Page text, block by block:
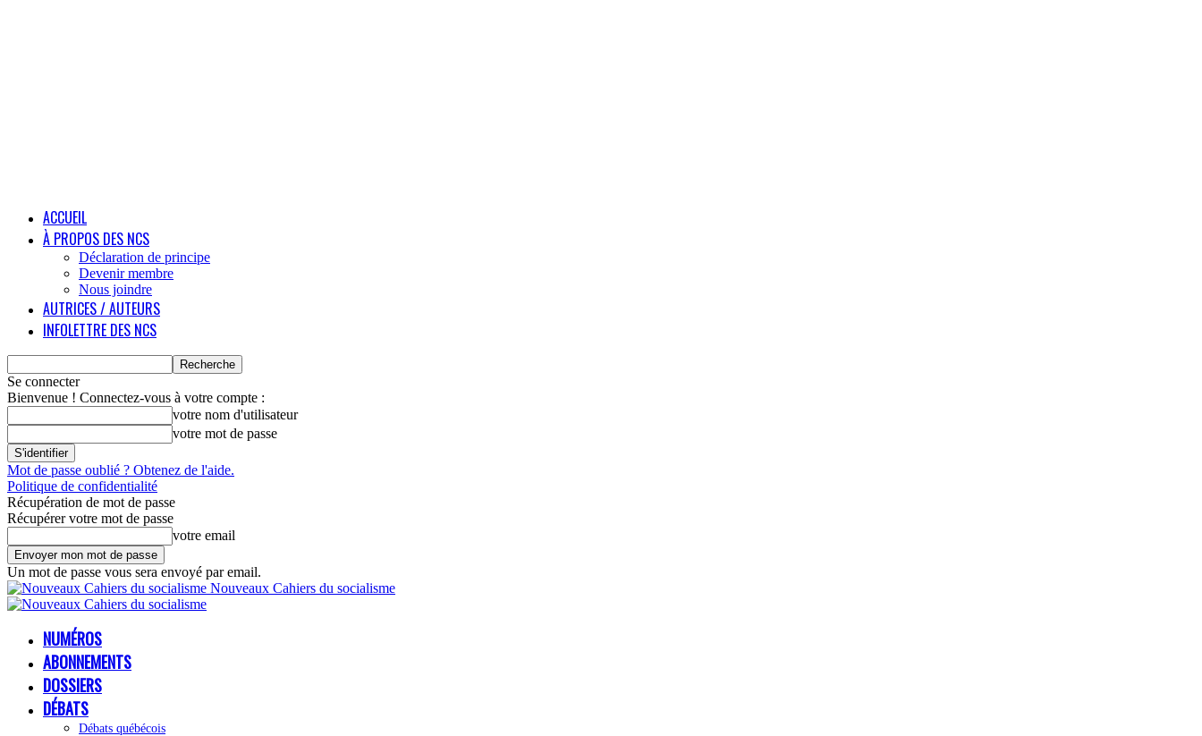
ACCUEIL
À PROPOS DES NCS
Déclaration de principe
Devenir membre
Nous joindre
AUTRICES / AUTEURS
INFOLETTRE DES NCS
Se connecter
Bienvenue ! Connectez-vous à votre compte :
votre nom d'utilisateur
votre mot de passe
Mot de passe oublié ? Obtenez de l'aide.
Politique de confidentialité
Récupération de mot de passe
Récupérer votre mot de passe
votre email
Un mot de passe vous sera envoyé par email.
Nouveaux Cahiers du socialisme
NUMÉROS
ABONNEMENTS
DOSSIERS
DÉBATS
Débats québécois